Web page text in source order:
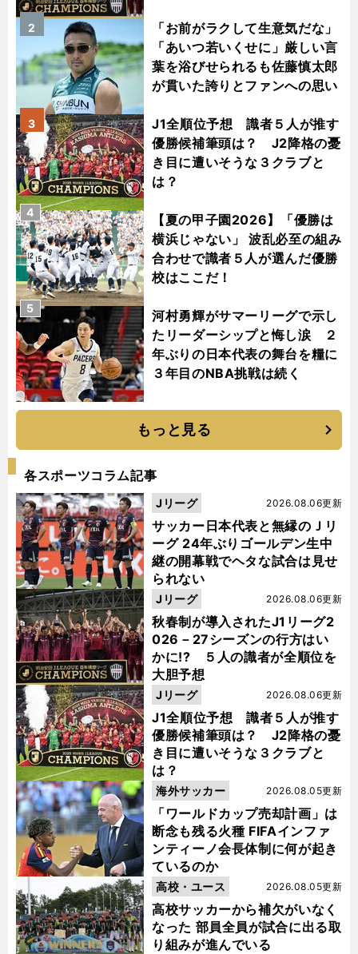
「お前がラクして生意気だな」
「あいつ若いくせに」厳しい言
葉を浴びせられるも佐藤慎太郎
が貫いた誇りとファンへの思い
2
J1全順位予想 識者５人が推す
優勝候補筆頭は？ J2降格の憂
き目に遭いそうな３クラブと
は？
3
【夏の甲子園2026】「優勝は
横浜じゃない」 波乱必至の組み
合わせで識者５人が選んだ優勝
校はここだ！
4
河村勇輝がサマーリーグで示し
たリーダーシップと悔し涙 ２
年ぶりの日本代表の舞台を糧に
３年目のNBA挑戦は続く
5
もっと見る
各スポーツコラム記事
サッカー日本代表と無縁のＪリ
ーグ 24年ぶりゴールデン生中
継の開幕戦でヘタな試合は見せ
られない
2026.08.06更新
Jリーグ
秋春制が導入されたJ1リーグ2
026－27シーズンの行方はい
かに!? ５人の識者が全順位を
大胆予想
2026.08.06更新
Jリーグ
J1全順位予想 識者５人が推す
優勝候補筆頭は？ J2降格の憂
き目に遭いそうな３クラブと
は？
2026.08.06更新
Jリーグ
「ワールドカップ売却計画」は
断念も残る火種 FIFAインファ
ンティーノ会長体制に何が起き
ているのか
2026.08.05更新
海外サッカー
高校サッカーから補欠がいなく
なった 部員全員が試合に出る取
り組みが進んでいる
2026.08.05更新
高校・ユース